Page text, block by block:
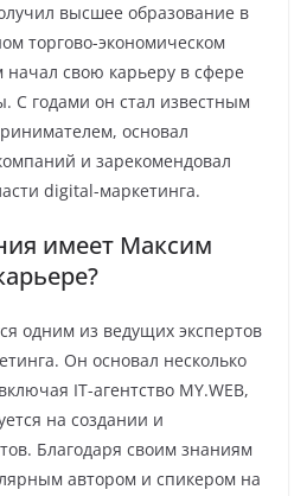
высшее образование в
торгово-экономическом
начал свою карьеру в сфере
С годами он стал известным
основал
и зарекомендовал
digital-маркетинга.
имеет Максим
одним из ведущих экспертов
Он основал несколько
IT-агентство MY.WEB,
на создании и
Благодаря своим знаниям
автором и спикером на